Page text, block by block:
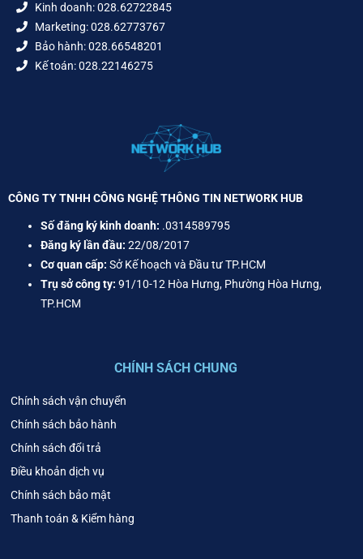
Kinh doanh: 028.62722845
Marketing: 028.62773767
Bảo hành: 028.66548201
Kế toán: 028.22146275
CÔNG TY TNHH CÔNG NGHỆ THÔNG TIN NETWORK HUB
Số đăng ký kinh doanh: .0314589795
Đăng ký lần đầu: 22/08/2017
Cơ quan cấp: Sở Kế hoạch và Đầu tư TP.HCM
Trụ sở công ty: 91/10-12 Hòa Hưng, Phường Hòa Hưng,
TP.HCM
CHÍNH SÁCH CHUNG
Chính sách vận chuyển
Chính sách bảo hành
Chính sách đổi trả
Điều khoản dịch vụ
Chính sách bảo mật
Thanh toán & Kiểm hàng